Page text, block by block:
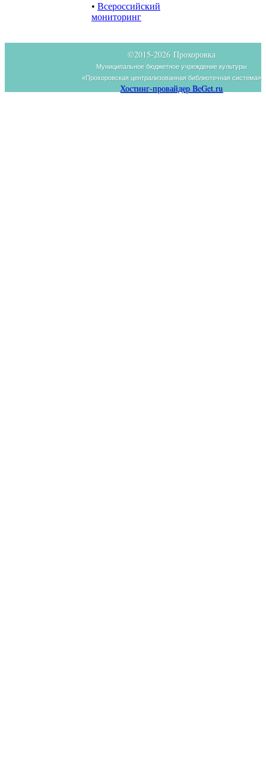
• Всероссийский
мониторинг
©2015-2026 Прохоровка
Муниципальное бюджетное учреждение культуры
«Прохоровская централизованная библиотечная система»
Хостинг-провайдер BeGet.ru